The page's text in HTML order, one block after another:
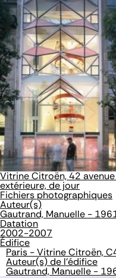
Vitrine Citroën, 42
extérieure, de jour
Fichiers photographiques
Auteur(s)
Gautrand, Manuelle -
Datation
2002-2007
Édifice
Paris - Vitrine Citroën,
Auteur(s) de l'édifice
Gautrand, Manuelle -